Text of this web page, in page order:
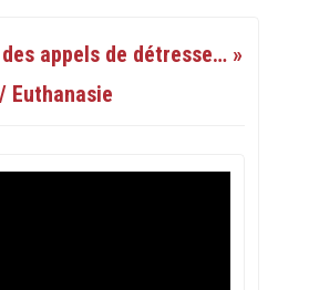
appels de détresse… »
Euthanasie